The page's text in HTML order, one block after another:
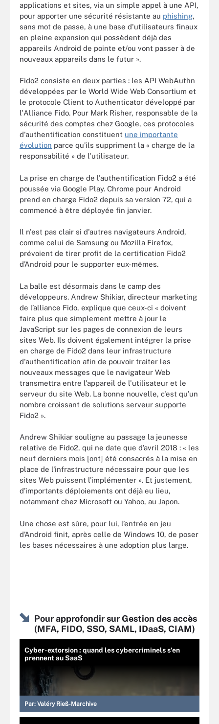
applications et sites, via un simple appel à une API,
pour apporter une sécurité résistante au phishing,
sans mot de passe, à une base d'utilisateurs finaux
en pleine expansion qui possèdent déjà des
appareils Android de pointe et/ou vont passer à de
nouveaux appareils dans le futur ».
Fido2 consiste en deux parties : les API WebAuthn
développées par le World Wide Web Consortium et
le protocole Client to Authenticator développé par
l'Alliance Fido. Pour Mark Risher, responsable de la
sécurité des comptes chez Google, ces protocoles
d'authentification constituent une importante
évolution parce qu’ils suppriment la « charge de la
responsabilité » de l'utilisateur.
La prise en charge de l'authentification Fido2 a été
poussée via Google Play. Chrome pour Android
prend en charge Fido2 depuis sa version 72, qui a
commencé à être déployée fin janvier.
Il n'est pas clair si d'autres navigateurs Android,
comme celui de Samsung ou Mozilla Firefox,
prévoient de tirer profit de la certification Fido2
d’Android pour le supporter eux-mêmes.
La balle est désormais dans le camp des
développeurs. Andrew Shikiar, directeur marketing
de l’alliance Fido, explique que ceux-ci « doivent
faire plus que simplement mettre à jour le
JavaScript sur les pages de connexion de leurs
sites Web. Ils doivent également intégrer la prise
en charge de Fido2 dans leur infrastructure
d'authentification afin de pouvoir traiter les
nouveaux messages que le navigateur Web
transmettra entre l'appareil de l'utilisateur et le
serveur du site Web. La bonne nouvelle, c'est qu’un
nombre croissant de solutions serveur supporte
Fido2 ».
Andrew Shikiar souligne au passage la jeunesse
relative de Fido2, qui ne date que d’avril 2018 : « les
neuf derniers mois [ont] été consacrés à la mise en
place de l'infrastructure nécessaire pour que les
sites Web puissent l’implémenter ». Et justement,
d’importants déploiements ont déjà eu lieu,
notamment chez Microsoft ou Yahoo, au Japon.
Une chose est sûre, pour lui, l’entrée en jeu
d’Android finit, après celle de Windows 10, de poser
les bases nécessaires à une adoption plus large.
Pour approfondir sur Gestion des accès
(MFA, FIDO, SSO, SAML, IDaaS, CIAM)
Cyber-extorsion : quand les cybercriminels s’en
prennent au SaaS
Par: Valéry Rieß-Marchive